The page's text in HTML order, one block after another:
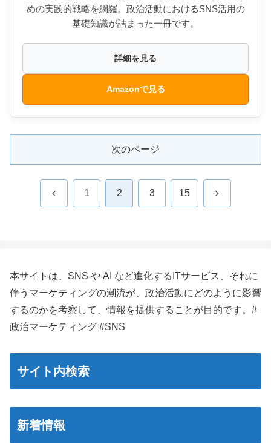
めの実践的戦略を網羅。政治活動におけるSNS活用の
基礎知識が詰まった一冊です。
詳細を見る
Amazonで見る
次のページ
前 1 2 3 15 次
本サイトは、SNS や AI など進化するITサービス、それに
伴うマーケティングの潮流が、政治活動にどのように影響
するのかを考察して、情報を提供することが目的です。#
政治マーケティング #SNS
サイト内検索
新着情報